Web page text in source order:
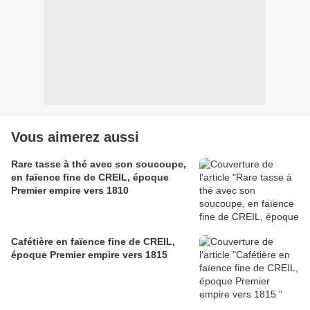
Vous aimerez aussi
Rare tasse à thé avec son soucoupe,
en faïence fine de CREIL, époque
Premier empire vers 1810
Cafétière en faïence fine de CREIL,
époque Premier empire vers 1815